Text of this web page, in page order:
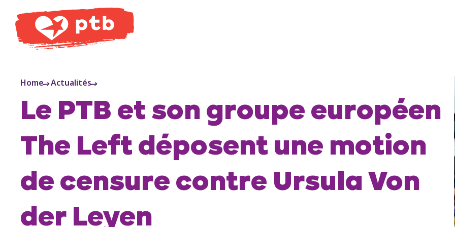
Home Actualités
Le PTB et son groupe européen
The Left déposent une motion
de censure contre Ursula Von
der Leyen